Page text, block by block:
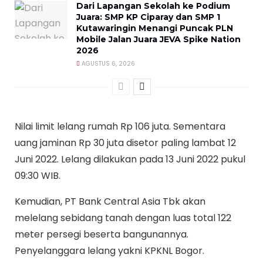
Dari Lapangan Sekolah ke Podium
Juara: SMP KP Ciparay dan SMP 1
Kutawaringin Menangi Puncak PLN
Mobile Jalan Juara JEVA Spike Nation
2026
AGUSTUS 6, 2026
Nilai limit lelang rumah Rp 106 juta. Sementara
uang jaminan Rp 30 juta disetor paling lambat 12
Juni 2022. Lelang dilakukan pada 13 Juni 2022 pukul
09:30 WIB.
Kemudian, PT Bank Central Asia Tbk akan
melelang sebidang tanah dengan luas total 122
meter persegi beserta bangunannya.
Penyelanggara lelang yakni KPKNL Bogor.